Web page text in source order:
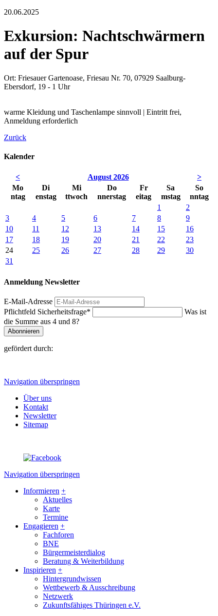
20.06.2025
Exkursion: Nachtschwärmern
auf der Spur
Ort: Friesauer Gartenoase, Friesau Nr. 70, 07929 Saalburg-
Ebersdorf, 19 - 1 Uhr
warme Kleidung und Taschenlampe sinnvoll | Eintritt frei,
Anmeldung erforderlich
Zurück
Kalender
< August 2026
>
Mo
ntag
Di
enstag
Mi
ttwoch
Do
nnerstag
Fr
eitag
Sa
mstag
So
nntag
1
2
3
4 5 6 7 8
9
10
11 12 13 14 15
16
17
18 19 20 21 22
23
24
25 26 27 28 29
30
31
Anmeldung Newsletter
E-Mail-Adresse
Pflichtfeld Sicherheitsfrage*
Was ist
die Summe aus 4 und 8?
Abonnieren
gefördert durch:
Navigation überspringen
Über uns
Kontakt
Newsletter
Sitemap
Navigation überspringen
Informieren +
Aktuelles
Karte
Termine
Engagieren +
Fachforen
BNE
Bürgermeisterdialog
Beratung & Weiterbildung
Inspirieren +
Hintergrundwissen
Wettbewerb & Ausschreibung
Netzwerk
Zukunftsfähiges Thüringen e.V.